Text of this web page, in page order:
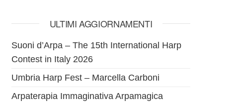
ULTIMI AGGIORNAMENTI
Suoni d’Arpa – The 15th International Harp
Contest in Italy 2026
Umbria Harp Fest – Marcella Carboni
Arpaterapia Immaginativa Arpamagica